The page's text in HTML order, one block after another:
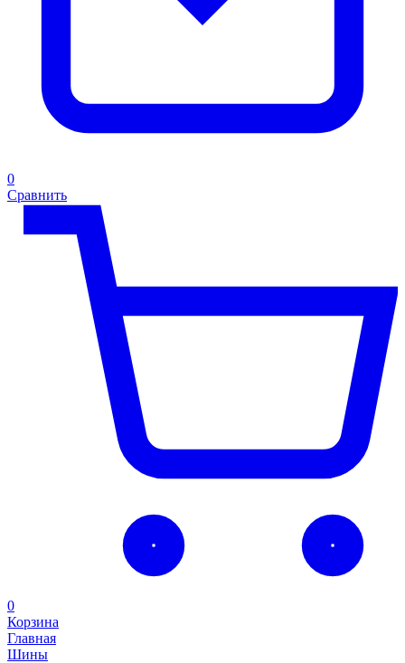
0
Сравнить
0
Корзина
Главная
Шины